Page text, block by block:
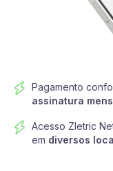
Pagamento
assinatura
Acesso Zletric
em diversos